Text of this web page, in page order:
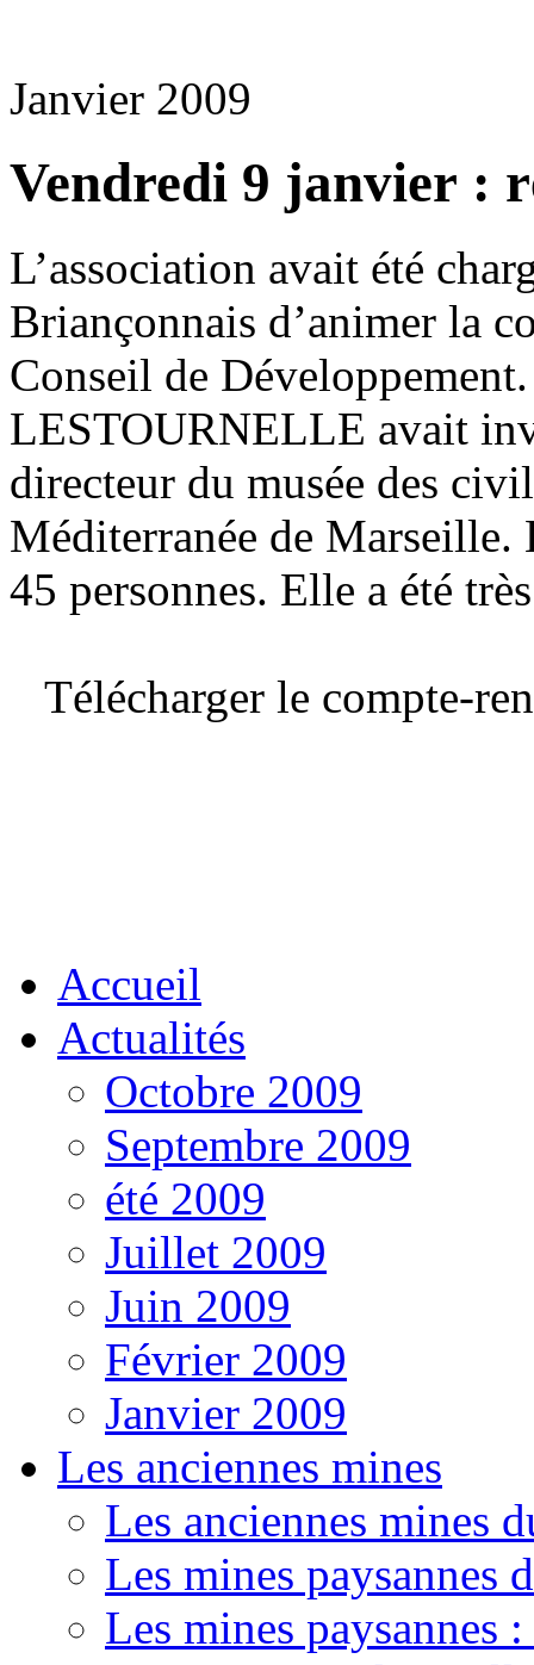
Janvier 2009
Vendredi 9 janvier :
L’association avait été
Briançonnais d’animer la
Conseil de
LESTOURNELLE avait
directeur du musée des
Méditerranée de Marseille.
45 personnes. Elle a été
Télécharger le compte-
Accueil
Actualités
Octobre 2009
Septembre 2009
été 2009
Juillet 2009
Juin 2009
Février 2009
Janvier 2009
Les anciennes mines
Les anciennes mines
Les mines paysannes
Les mines paysannes